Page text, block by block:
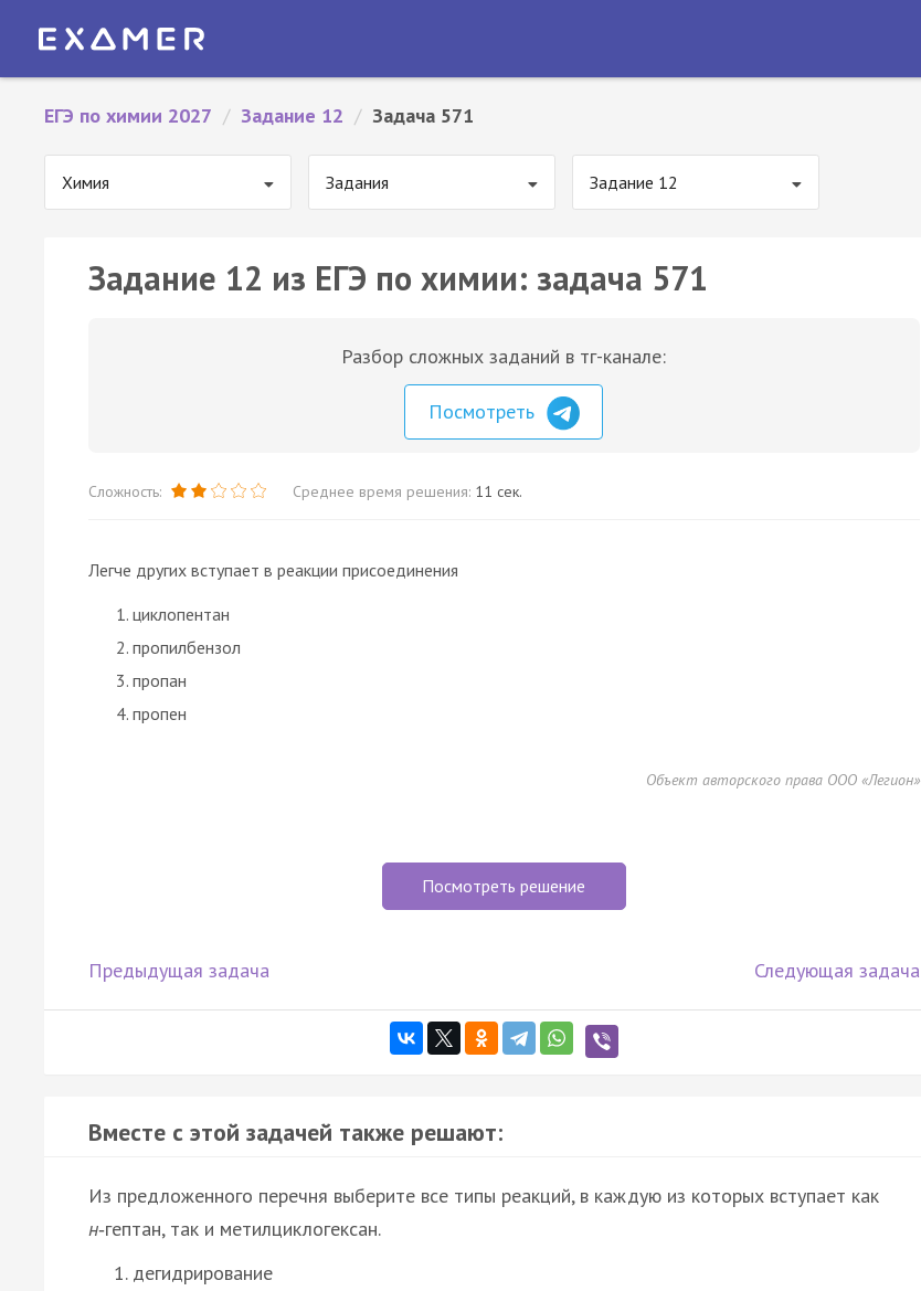
ЕГЭ по химии 2027 / Задание 12 / Задача 571
Химия Задания Задание 12
Задание 12 из ЕГЭ по химии: задача 571
Разбор сложных заданий в тг-канале:
Посмотреть
Сложность: Среднее время решения: 11 сек.
Легче других вступает в реакции присоединения
циклопентан
пропилбензол
пропан
пропен
Объект авторского права ООО «Легион»
Посмотреть решение
Предыдущая задача Следующая задача
Вместе с этой задачей также решают:
Из предложенного перечня выберите все типы реакций, в каждую из которых вступает как
н‑гептан, так и метилциклогексан.
дегидрирование